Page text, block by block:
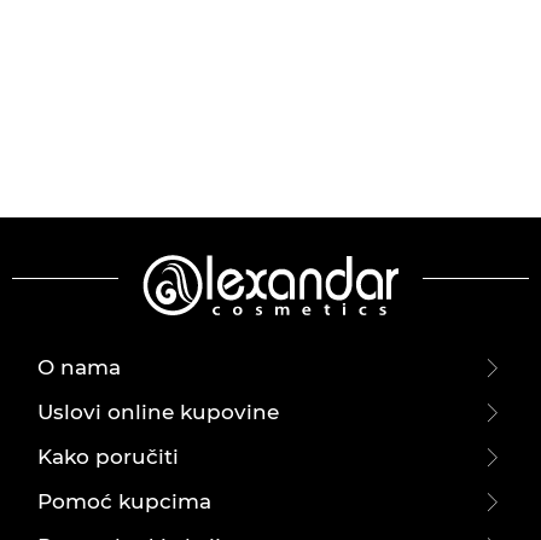
O nama
Uslovi online kupovine
Kako poručiti
Pomoć kupcima